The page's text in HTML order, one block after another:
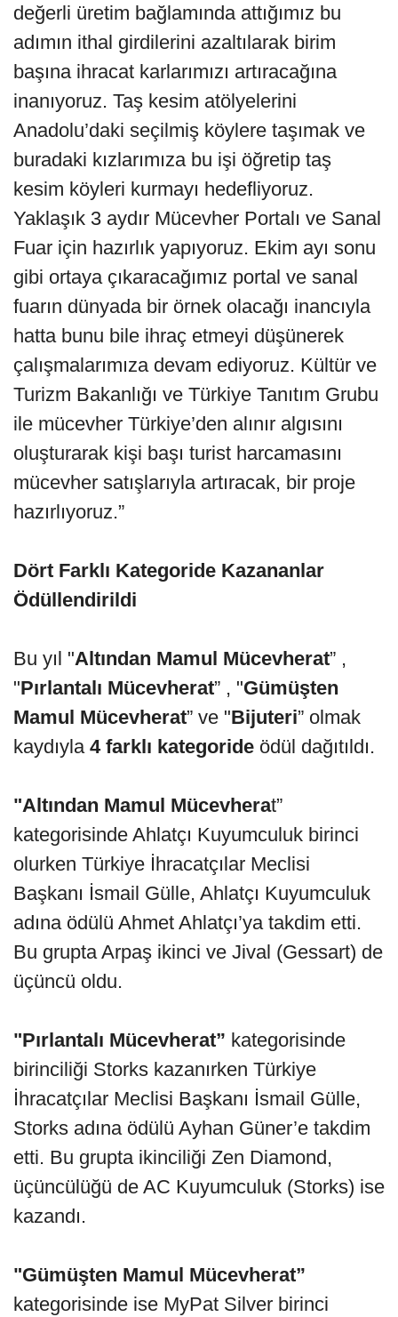
değerli üretim bağlamında attığımız bu
adımın ithal girdilerini azaltılarak birim
başına ihracat karlarımızı artıracağına
inanıyoruz. Taş kesim atölyelerini
Anadolu’daki seçilmiş köylere taşımak ve
buradaki kızlarımıza bu işi öğretip taş
kesim köyleri kurmayı hedefliyoruz.
Yaklaşık 3 aydır Mücevher Portalı ve Sanal
Fuar için hazırlık yapıyoruz. Ekim ayı sonu
gibi ortaya çıkaracağımız portal ve sanal
fuarın dünyada bir örnek olacağı inancıyla
hatta bunu bile ihraç etmeyi düşünerek
çalışmalarımıza devam ediyoruz. Kültür ve
Turizm Bakanlığı ve Türkiye Tanıtım Grubu
ile mücevher Türkiye’den alınır algısını
oluşturarak kişi başı turist harcamasını
mücevher satışlarıyla artıracak, bir proje
hazırlıyoruz.”
Dört Farklı Kategoride Kazananlar
Ödüllendirildi
Bu yıl "Altından Mamul Mücevherat” ,
"Pırlantalı Mücevherat” , "Gümüşten
Mamul Mücevherat” ve "Bijuteri” olmak
kaydıyla 4 farklı kategoride ödül dağıtıldı.
"Altından Mamul Mücevherat”
kategorisinde Ahlatçı Kuyumculuk birinci
olurken Türkiye İhracatçılar Meclisi
Başkanı İsmail Gülle, Ahlatçı Kuyumculuk
adına ödülü Ahmet Ahlatçı’ya takdim etti.
Bu grupta Arpaş ikinci ve Jival (Gessart) de
üçüncü oldu.
"Pırlantalı Mücevherat” kategorisinde
birinciliği Storks kazanırken Türkiye
İhracatçılar Meclisi Başkanı İsmail Gülle,
Storks adına ödülü Ayhan Güner’e takdim
etti. Bu grupta ikinciliği Zen Diamond,
üçüncülüğü de AC Kuyumculuk (Storks) ise
kazandı.
"Gümüşten Mamul Mücevherat”
kategorisinde ise MyPat Silver birinci